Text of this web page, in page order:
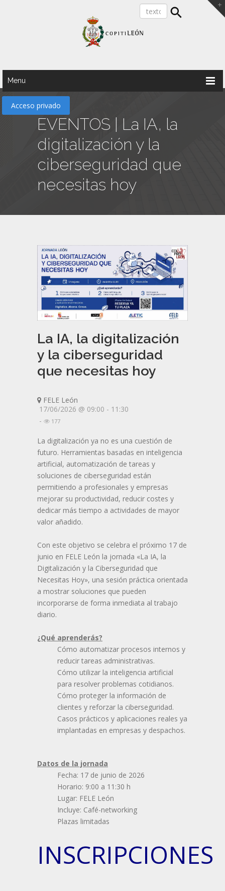
Menu
Acceso privado
EVENTOS | La IA, la
digitalización y la
ciberseguridad que
necesitas hoy
La IA, la digitalización
y la ciberseguridad
que necesitas hoy
FELE León
17/06/2026 @ 09:00 - 11:30
-
177
La digitalización ya no es una cuestión de
futuro. Herramientas basadas en inteligencia
artificial, automatización de tareas y
soluciones de ciberseguridad están
permitiendo a profesionales y empresas
mejorar su productividad, reducir costes y
dedicar más tiempo a actividades de mayor
valor añadido.
Con este objetivo se celebra el próximo 17 de
junio en FELE León la jornada «La IA, la
Digitalización y la Ciberseguridad que
Necesitas Hoy», una sesión práctica orientada
a mostrar soluciones que pueden
incorporarse de forma inmediata al trabajo
diario.
¿Qué aprenderás?
Cómo automatizar procesos internos y
reducir tareas administrativas.
Cómo utilizar la inteligencia artificial
para resolver problemas cotidianos.
Cómo proteger la información de
clientes y reforzar la ciberseguridad.
Casos prácticos y aplicaciones reales ya
implantadas en empresas y despachos.
Datos de la jornada
Fecha: 17 de junio de 2026
Horario: 9:00 a 11:30 h
Lugar: FELE León
Incluye: Café-networking
Plazas limitadas
INSCRIPCIONES